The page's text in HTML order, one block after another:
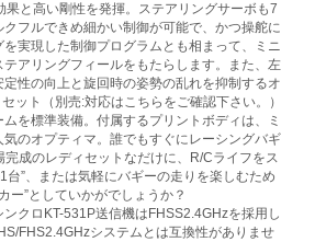
果と高い剛性を発揮。ステアリングサーボも7
フルできめ細かい制御が可能で、かつ操舵に
実現した制御プログラムとも相まって、ミニ
アリングフィールをもたらします。また、左
性の向上と旋回時の姿勢の乱れを抑制するオ
ット（別売:対応はこちらをご確認下さい。）
を標準装備。付属するプリントボディは、ミ
のオプティマ。誰でもすぐにレーシングバギ
成のレディセットなだけに、R/Cライフをス
台”、または気軽にバギーの走りを楽しむため
ー”としていかがでしょうか？
クロKT-531P送信機はFHSS2.4GHzを採用し
FHS2.4GHzシステムとは互換性がありませ